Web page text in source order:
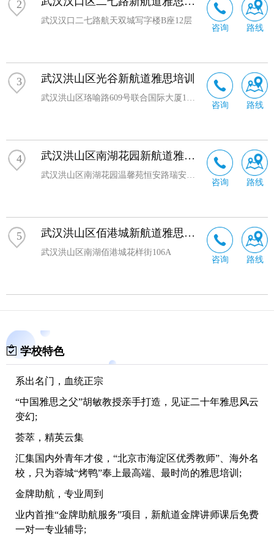
2
武汉汉口二七路航天双城写字楼B座12层
咨询 路线
3 武汉洪山区光谷新航道雅思培训
咨询 路线
4 武汉洪山区南湖花园新航道雅思培训
咨询 路线
5 武汉洪山区佰港城新航道雅思培训
武汉洪山区南湖佰港城花样街106A
咨询 路线
学校特色
系出名门，血统正宗
“中国雅思之父”胡敏教授亲手打造，见证二十年雅思风云
变幻;
荟萃，精英云集
汇集国内外青年才俊，“北京市海淀区优秀教师”、海外名
校，只为蓉城“烤鸭”奉上最高端、最时尚的雅思培训;
金牌助航，专业周到
业内首推“金牌助航服务”项目，新航道金牌讲师课后免费
一对一专业辅导;